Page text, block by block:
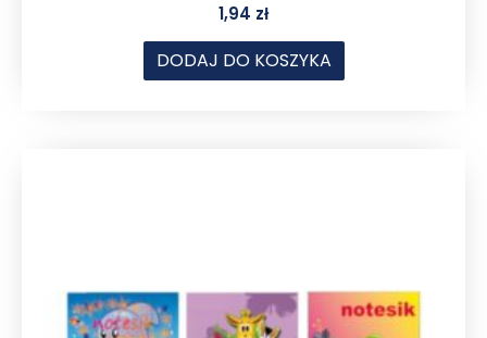
1,94 zł
DODAJ DO KOSZYKA